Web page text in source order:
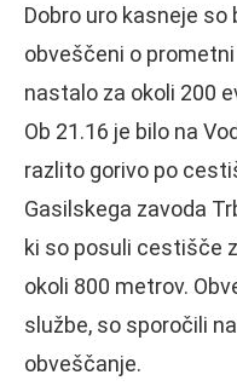
Dobro uro kasneje
obveščeni o
nastalo za okoli 200
Ob 21.16 je bilo na
razlito gorivo po
Gasilskega zavoda
ki so posuli cestišče
okoli 800 metrov.
službe, so sporočili
obveščanje.